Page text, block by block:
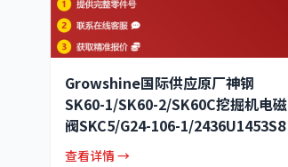
Growshine国际供应原厂神钢
SK60-1/SK60-2/SK60C挖掘机电磁
阀SKC5/G24-106-1/2436U1453S8
查看详情 →